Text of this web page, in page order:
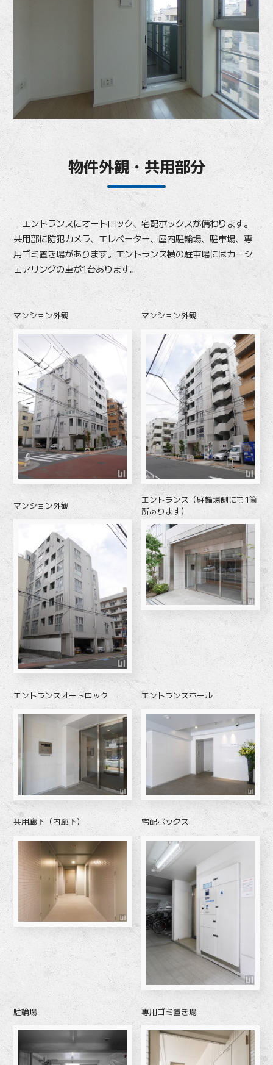
物件外観・共用部分
エントランスにオートロック、宅配ボックスが備わります。
共用部に防犯カメラ、エレベーター、屋内駐輪場、駐車場、専
用ゴミ置き場があります。エントランス横の駐車場にはカーシ
ェアリングの車が1台あります。
マンション外観 マンション外観
マンション外観
エントランス（駐輪場側にも1箇
所あります）
エントランスオートロック エントランスホール
共用廊下（内廊下） 宅配ボックス
駐輪場 専用ゴミ置き場